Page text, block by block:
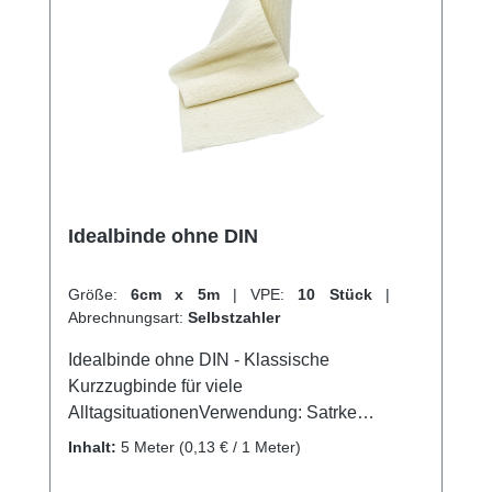
Idealbinde ohne DIN
Größe: 6cm x 5m | VPE: 10 Stück |
Abrechnungsart: Selbstzahler
Idealbinde ohne DIN - Klassische
Kurzzugbinde für viele
AlltagsituationenVerwendung: Satrke
Kompressionsverbände Gute Druck- und
Inhalt: 5 Meter (0,13 € / 1 Meter)